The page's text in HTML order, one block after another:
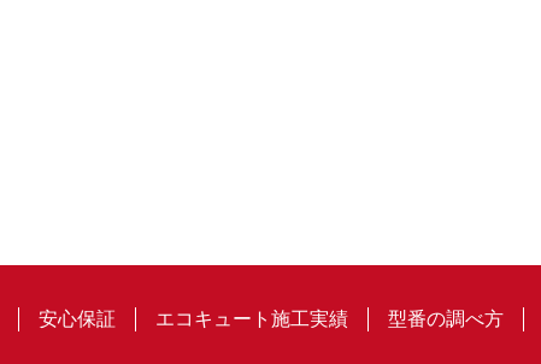
安心保証 エコキュート施工実績 型番の調べ方